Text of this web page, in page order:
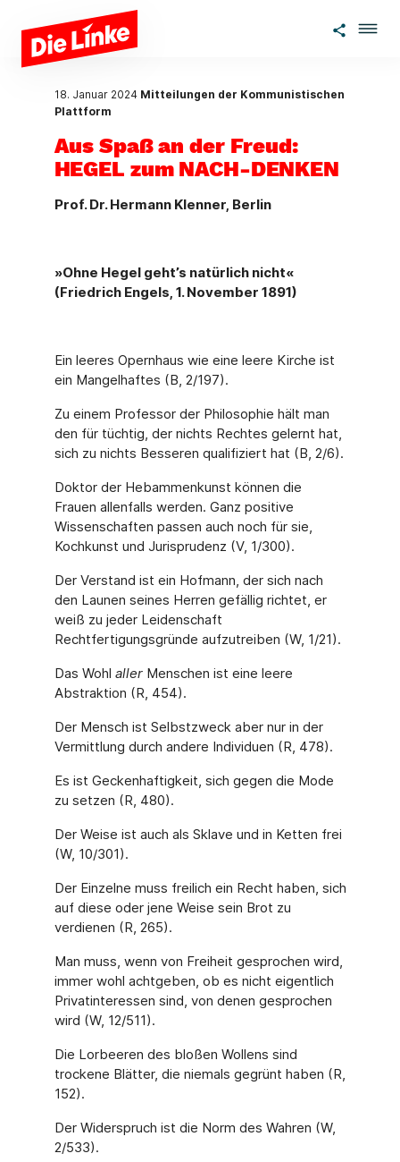
Zum Hauptinhalt springen
18. Januar 2024 Mitteilungen der Kommunistischen
Plattform
Aus Spaß an der Freud:
HEGEL zum NACH-DENKEN
Prof. Dr. Hermann Klenner, Berlin
»Ohne Hegel geht’s natürlich nicht«
(Friedrich Engels, 1. November 1891)
Ein leeres Opernhaus wie eine leere Kirche ist
ein Mangelhaftes (B, 2/197).
Zu einem Professor der Philosophie hält man
den für tüchtig, der nichts Rechtes gelernt hat,
sich zu nichts Besseren qualifiziert hat (B, 2/6).
Doktor der Hebammenkunst können die
Frauen allenfalls werden. Ganz positive
Wissen­schaften passen auch noch für sie,
Kochkunst und Jurisprudenz (V, 1/300).
Der Verstand ist ein Hofmann, der sich nach
den Launen seines Herren gefällig richtet, er
weiß zu jeder Leidenschaft
Rechtfertigungsgründe aufzutreiben (W, 1/21).
Das Wohl allerMenschen ist eine leere
Abstraktion (R, 454).
Der Mensch ist Selbstzweck aber nur in der
Vermittlung durch andere Individuen (R, 478).
Es ist Geckenhaftigkeit, sich gegen die Mode
zu setzen (R, 480).
Der Weise ist auch als Sklave und in Ketten frei
(W, 10/301).
Der Einzelne muss freilich ein Recht haben, sich
auf diese oder jene Weise sein Brot zu
verdienen (R, 265).
Man muss, wenn von Freiheit gesprochen wird,
immer wohl achtgeben, ob es nicht eigent­lich
Privatinteressen sind, von denen gesprochen
wird (W, 12/511).
Die Lorbeeren des bloßen Wollens sind
trockene Blätter, die niemals gegrünt haben (R,
152).
Der Widerspruch ist die Norm des Wahren (W,
2/533).